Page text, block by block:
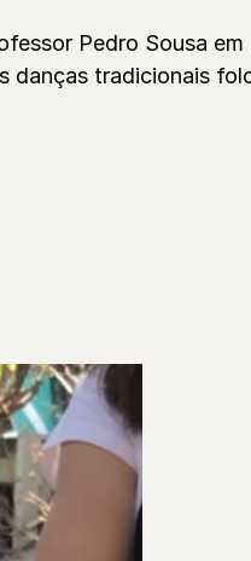
Pedro Sousa
danças tradicionais